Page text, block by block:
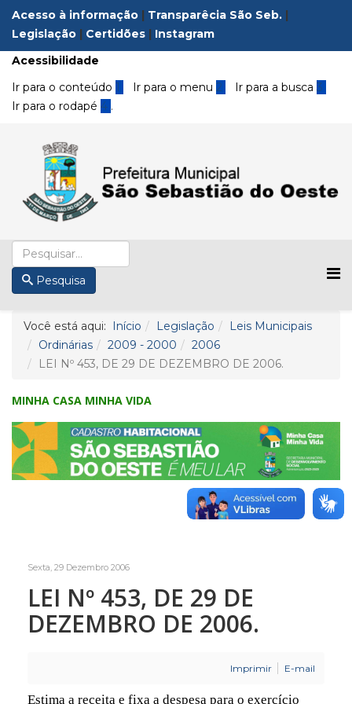
Acesso à informação | Transparêcia São Seb. |
Legislação | Certidões | Instagram
Acessibilidade
Ir para o conteúdo 1 Ir para o menu 2 Ir para a busca3
Ir para o rodapé 4 .
Pesquisa
Você está aqui: Início Legislação
Leis Municipais
Ordinárias
2009 - 2000
2006
LEI Nº 453, DE 29 DE DEZEMBRO DE 2006.
MINHA CASA MINHA VIDA
Sexta, 29 Dezembro 2006
LEI Nº 453, DE 29 DE
DEZEMBRO DE 2006.
Imprimir E-mail
Estima a receita e fixa a despesa para o exercício